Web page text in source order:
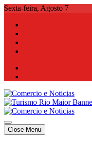
Skip
content
Sexta-feira, Agosto 7
Comercio e Noticias
Notícias e Publicidade Online
Comercio e Noticias
Notícias e Publicidade Online
Close Menu